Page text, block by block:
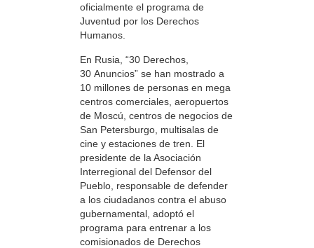
oficialmente el programa de
Juventud por los Derechos
Humanos.
En Rusia, “30 Derechos,
30 Anuncios” se han mostrado a
10 millones de personas en mega
centros comerciales, aeropuertos
de Moscú, centros de negocios de
San Petersburgo, multisalas de
cine y estaciones de tren. El
presidente de la Asociación
Interregional del Defensor del
Pueblo, responsable de defender
a los ciudadanos contra el abuso
gubernamental, adoptó el
programa para entrenar a los
comisionados de Derechos